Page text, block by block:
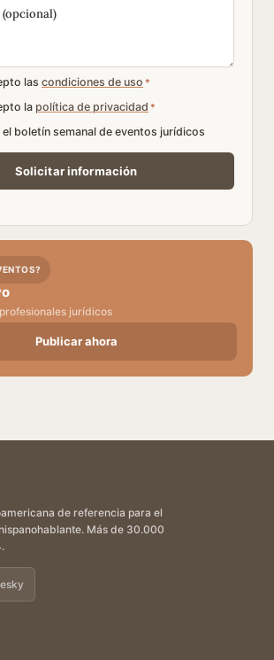
las condiciones de uso *
la política de privacidad *
boletín semanal de eventos jurídicos
jurídicos
Publicar ahora
de referencia para el
Más de 30.000